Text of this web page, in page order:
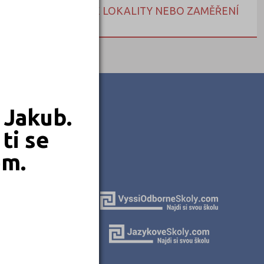
ti se
HLEDEJTE DLE LOKALITY NEBO ZAMĚŘENÍ